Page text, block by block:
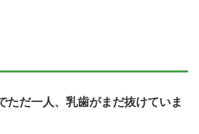
ただ一人、乳歯がまだ抜けていま